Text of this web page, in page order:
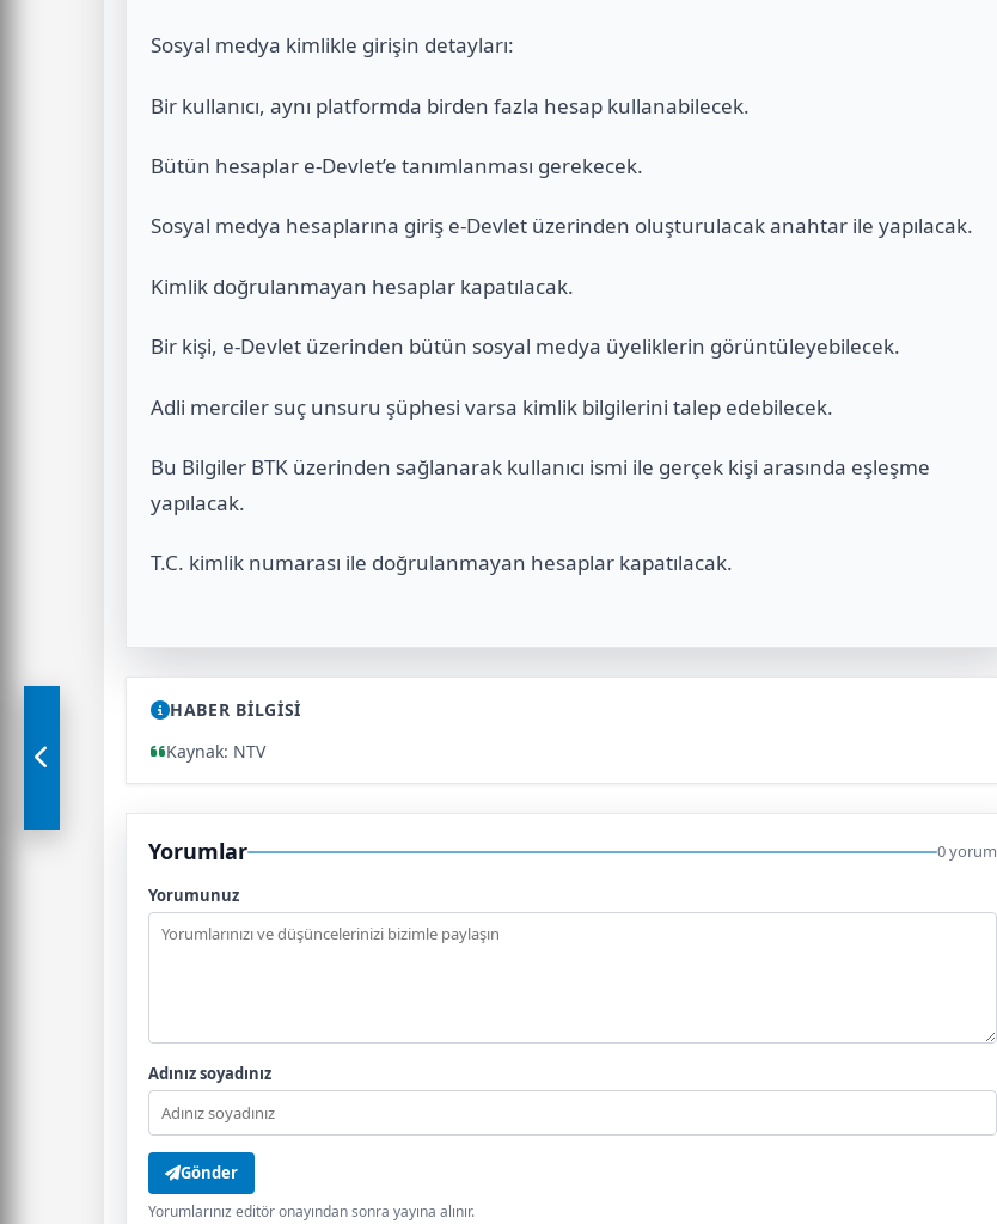
Sosyal medya kimlikle girişin detayları:
Bir kullanıcı, aynı platformda birden fazla hesap kullanabilecek.
Bütün hesaplar e-Devlet’e tanımlanması gerekecek.
Sosyal medya hesaplarına giriş e-Devlet üzerinden oluşturulacak anahtar ile yapılacak.
Kimlik doğrulanmayan hesaplar kapatılacak.
Bir kişi, e-Devlet üzerinden bütün sosyal medya üyeliklerin görüntüleyebilecek.
Adli merciler suç unsuru şüphesi varsa kimlik bilgilerini talep edebilecek.
Bu Bilgiler BTK üzerinden sağlanarak kullanıcı ismi ile gerçek kişi arasında eşleşme
yapılacak.
T.C. kimlik numarası ile doğrulanmayan hesaplar kapatılacak.
HABER BİLGİSİ
Kaynak: NTV
Yorumlar 0 yorum
Yorumunuz
Adınız soyadınız
Gönder
Yorumlarınız editör onayından sonra yayına alınır.